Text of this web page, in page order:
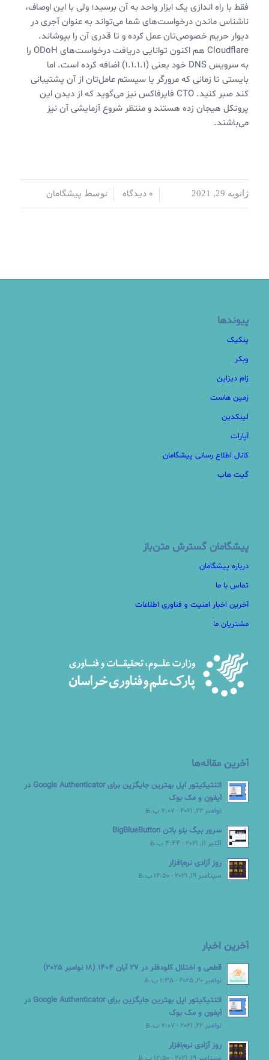
فقط با راه اندازی یک ابزار واحد به آن برسید؛ ولی با این اوصاف،
ناشناس ماندن درخواست‌های شما می‌تواند به عنوان آجری در
دیوار حریم خصوصی‌تان عمل کرده و تا قدری آن را بپوشاند.
Cloudflare هم اکنون توانایی دریافت درخواست‌های ODoH را
به سرویس DNS خود یعنی (۱.۱.۱.۱) اضافه کرده است. اما
بایستی تا زمانی که مرورگر یا سیستم عامل‌تان از آن پشتیبانی
کند صبر کنید. CTO فایرفاکس نیز می‌گوید که از دیدن این
پروتکل هیجان زده هستند و منتظر شروع آزمایشی آن نیز
می‌باشند.
ژانویه 29, 2021 / 0 دیدگاه/ توسط پیشگامان
پیوندها
پنکیک
وبکر
زام دیزاین
زمین هاست
لینکدین
آپارات
کانال اطلاع رسانی پیشگامان
گیت هاب
پیشگامان گسترش متن‌باز
درباره پیشگامان
تماس با ما
آخرین اخبار امنیت و فناوری اطلاعات
مشتریان ما
آخرین مقاله‌ها
اتنتیکیتور اپل بهترین جایگزین برای Google Authenticator در
آیفون و مک بوک
نوامبر 22, 2021 - 7:07 ب.ظ
سرور بیگ بلو باتن BigBlueButton
اکتبر 11, 2021 - 4:44 ب.ظ
روز آزادی نرم‌افزار
سپتامبر 19, 2021 - 12:50 ب.ظ
آخرین اخبار
قطعی و اختلال کلودفلر در 27 آبان 1404 (18 نوامبر 2025)
نوامبر 20, 2025 - 1:35 ب.ظ
اتنتیکیتور اپل بهترین جایگزین برای Google Authenticator در
آیفون و مک بوک
نوامبر 22, 2021 - 7:07 ب.ظ
روز آزادی نرم‌افزار